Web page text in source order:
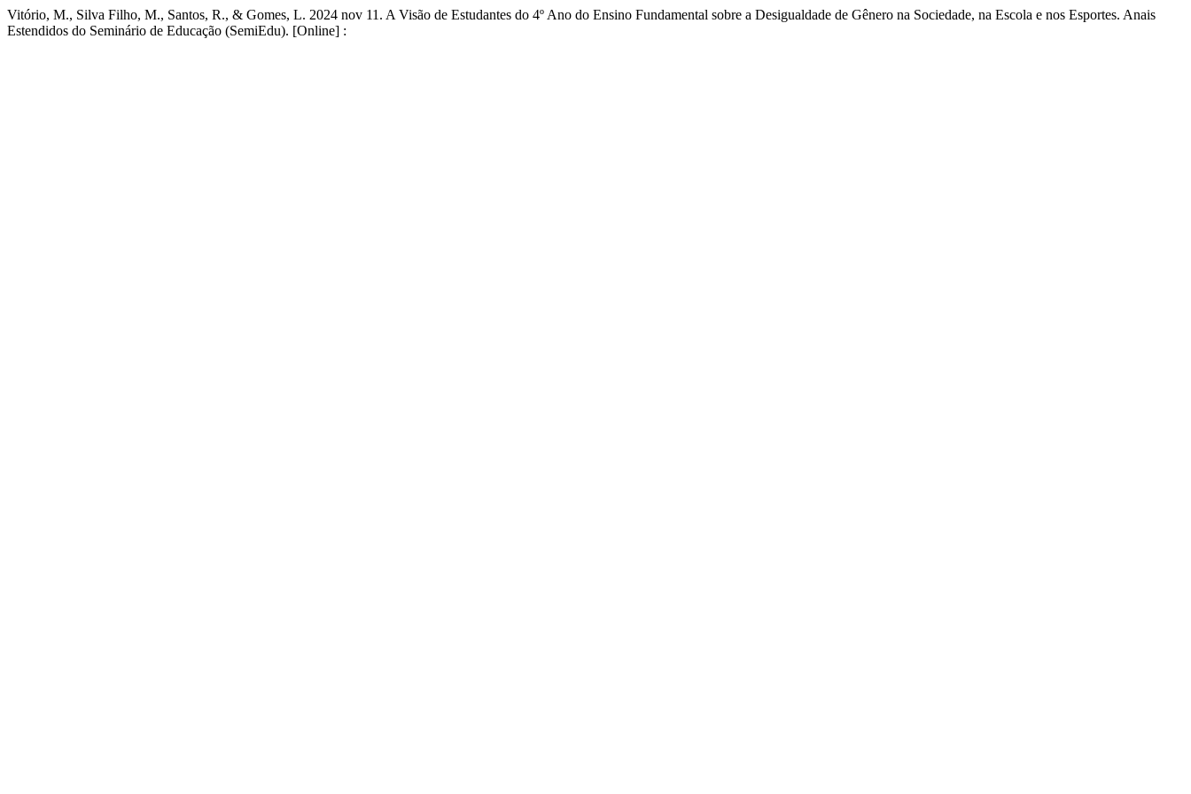
Vitório, M., Silva Filho, M., Santos, R., & Gomes, L. 2024 nov 11. A Visão de Estudantes do 4º Ano do Ensino Fundamental sobre a Desigualdade de Gênero na Sociedade, na Escola e nos Esportes. Anais
Estendidos do Seminário de Educação (SemiEdu). [Online] :